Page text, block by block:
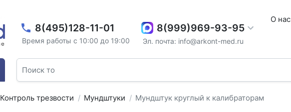
8(495)128-11-01
Время работы с 10:00 до 19:00
8(999)969-93-95
Эл. почта: info@arkont-med.ru
О нас
Контроль трезвости Мундштуки Мундштук круглый к калибраторам